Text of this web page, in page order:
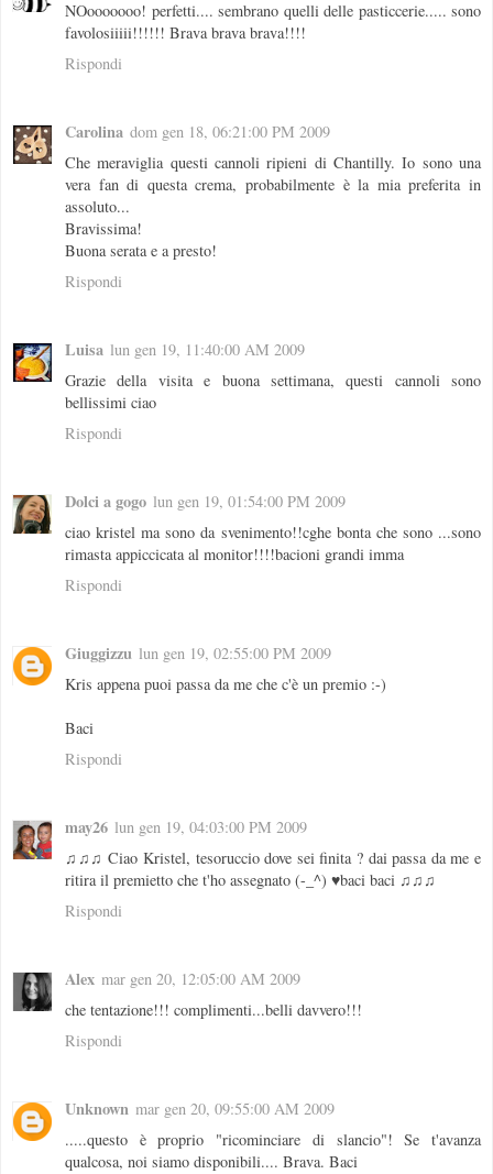
NOooooooo! perfetti.... sembrano quelli delle pasticcerie..... sono
favolosiiiii!!!!!! Brava brava brava!!!!
Rispondi
Carolina dom gen 18, 06:21:00 PM 2009
Che meraviglia questi cannoli ripieni di Chantilly. Io sono una
vera fan di questa crema, probabilmente è la mia preferita in
assoluto...
Bravissima!
Buona serata e a presto!
Rispondi
Luisa lun gen 19, 11:40:00 AM 2009
Grazie della visita e buona settimana, questi cannoli sono
bellissimi ciao
Rispondi
Dolci a gogo lun gen 19, 01:54:00 PM 2009
ciao kristel ma sono da svenimento!!cghe bonta che sono ...sono
rimasta appiccicata al monitor!!!!bacioni grandi imma
Rispondi
Giuggizzu lun gen 19, 02:55:00 PM 2009
Kris appena puoi passa da me che c'è un premio :-)
Baci
Rispondi
may26 lun gen 19, 04:03:00 PM 2009
♫♫♫ Ciao Kristel, tesoruccio dove sei finita ? dai passa da me e
ritira il premietto che t'ho assegnato (-_^) ♥baci baci ♫♫♫
Rispondi
Alex mar gen 20, 12:05:00 AM 2009
che tentazione!!! complimenti...belli davvero!!!
Rispondi
Unknown mar gen 20, 09:55:00 AM 2009
.....questo è proprio "ricominciare di slancio"! Se t'avanza
qualcosa, noi siamo disponibili.... Brava. Baci